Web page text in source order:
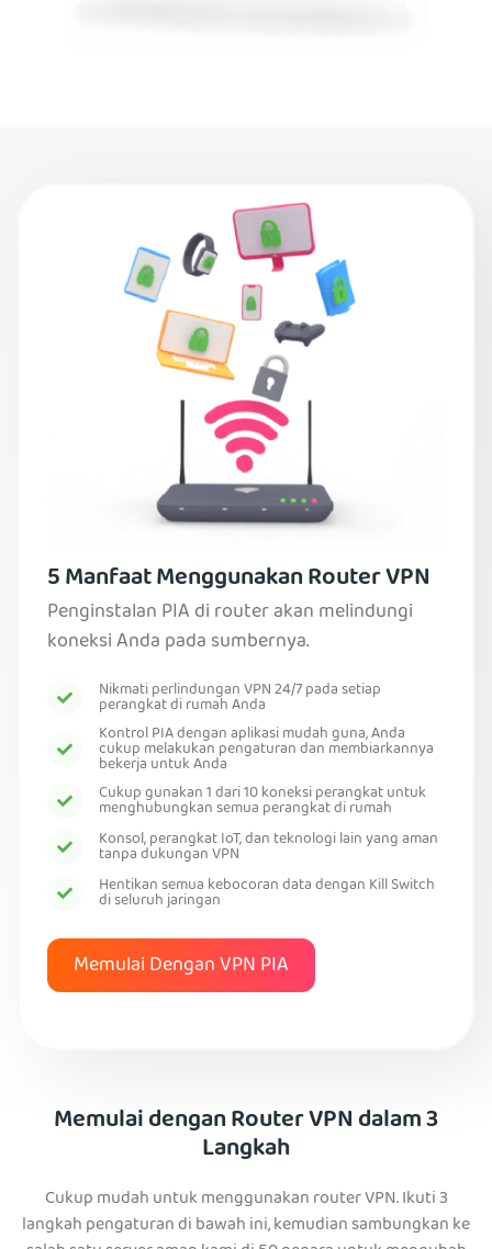
5 Manfaat Menggunakan Router VPN
Penginstalan PIA di router akan melindungi
koneksi Anda pada sumbernya.
Nikmati perlindungan VPN 24/7 pada setiap
perangkat di rumah Anda
Kontrol PIA dengan aplikasi mudah guna, Anda
cukup melakukan pengaturan dan membiarkannya
bekerja untuk Anda
Cukup gunakan 1 dari 10 koneksi perangkat untuk
menghubungkan semua perangkat di rumah
Konsol, perangkat IoT, dan teknologi lain yang aman
tanpa dukungan VPN
Hentikan semua kebocoran data dengan Kill Switch
di seluruh jaringan
Memulai Dengan VPN PIA
Memulai dengan Router VPN dalam 3
Langkah
Cukup mudah untuk menggunakan router VPN. Ikuti 3
langkah pengaturan di bawah ini, kemudian sambungkan ke